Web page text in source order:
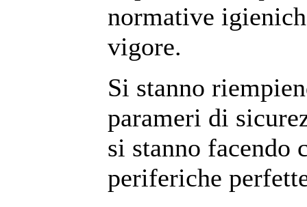
normative
vigore.
Si stanno
parameri di
si stanno facendo
periferiche